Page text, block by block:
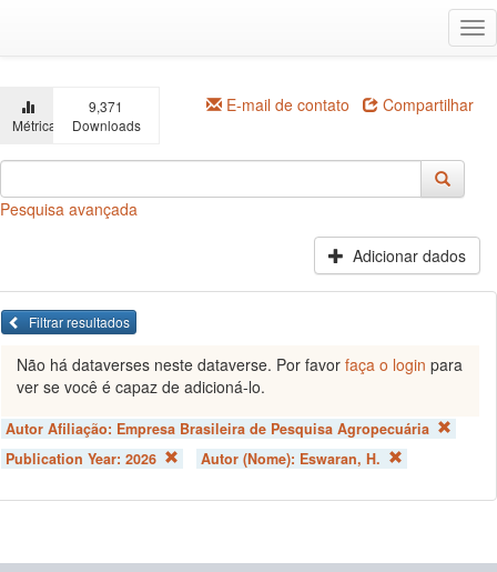
principal
Métricas
9,371
Downloads
E-mail de contato Compartilhar
Pesquisa avançada
Adicionar dados
Filtrar resultados
Não há dataverses neste dataverse. Por favor faça o login para
ver se você é capaz de adicioná-lo.
Autor Afiliação: Empresa Brasileira de Pesquisa Agropecuária
Publication Year: 2026 Autor (Nome): Eswaran, H.